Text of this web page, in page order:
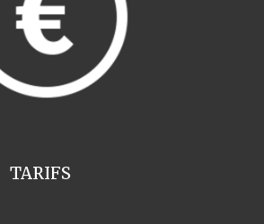
TARIFS